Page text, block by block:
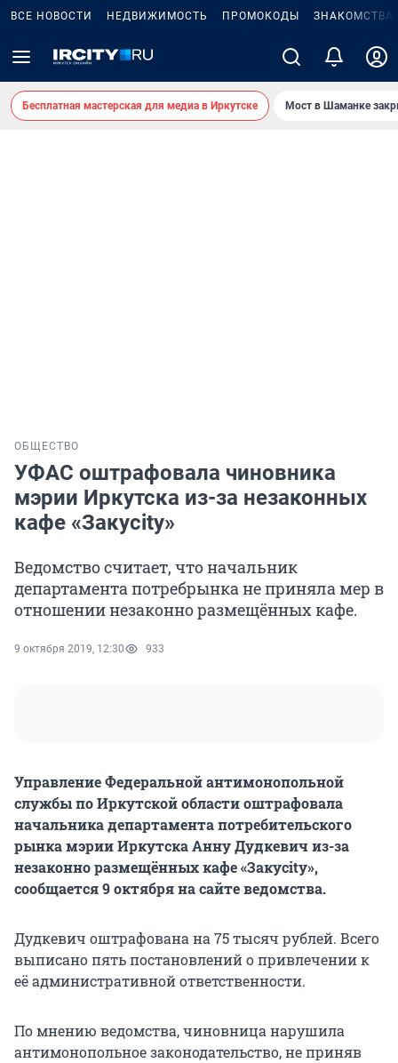
ВСЕ НОВОСТИ НЕДВИЖИМОСТЬ ПРОМОКОДЫ ЗНАКОМСТВА
Бесплатная мастерская для медиа в Иркутске Мост в Шаманке
ОБЩЕСТВО
УФАС оштрафовала чиновника
мэрии Иркутска из-за незаконных
кафе «Закусity»
Ведомство считает, что начальник
департамента потребрынка не приняла мер в
отношении незаконно размещённых кафе.
9 октября 2019, 12:30 933
Управление Федеральной антимонопольной
службы по Иркутской области оштрафовала
начальника департамента потребительского
рынка мэрии Иркутска Анну Дудкевич из-за
незаконно размещённых кафе «Закусity»,
сообщается 9 октября на сайте ведомства.
Дудкевич оштрафована на 75 тысяч рублей. Всего
выписано пять постановлений о привлечении к
её административной ответственности.
По мнению ведомства, чиновница нарушила
антимонопольное законодательство, не приняв